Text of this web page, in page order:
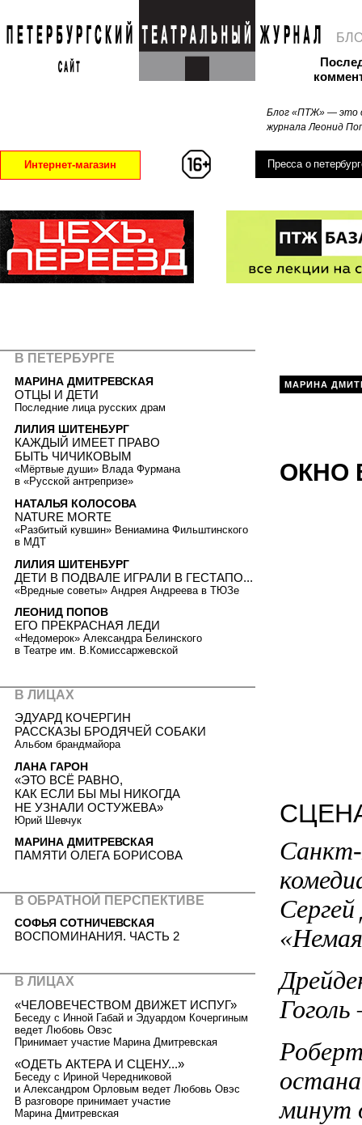
Блог «ПТЖ» — это
журнала Леонид
Интернет-магазин Пресса о
МАРИНА
ОКНО
минут
В ПЕТЕРБУРГЕ
МАРИНА ДМИТРЕВСКАЯ
ОТЦЫ И ДЕТИ
Последние лица русских драм
ЛИЛИЯ ШИТЕНБУРГ
КАЖДЫЙ ИМЕЕТ ПРАВО
БЫТЬ ЧИЧИКОВЫМ
«Мёртвые души» Влада Фурмана
в «Русской антрепризе»
НАТАЛЬЯ КОЛОСОВА
NATURE MORTE
«Разбитый кувшин» Вениамина Фильштинского
в МДТ
ЛИЛИЯ ШИТЕНБУРГ
ДЕТИ В ПОДВАЛЕ ИГРАЛИ В ГЕСТАПО...
«Вредные советы» Андрея Андреева в ТЮЗе
ЛЕОНИД ПОПОВ
ЕГО ПРЕКРАСНАЯ ЛЕДИ
«Недомерок» Александра Белинского
в Театре им. В.Комиссаржевской
В ЛИЦАХ
ЭДУАРД КОЧЕРГИН
РАССКАЗЫ БРОДЯЧЕЙ СОБАКИ
Альбом брандмайора
ЛАНА ГАРОН
«ЭТО ВСЁ РАВНО,
КАК ЕСЛИ БЫ МЫ НИКОГДА
НЕ УЗНАЛИ ОСТУЖЕВА»
Юрий Шевчук
МАРИНА ДМИТРЕВСКАЯ
ПАМЯТИ ОЛЕГА БОРИСОВА
В ОБРАТНОЙ ПЕРСПЕКТИВЕ
СОФЬЯ СОТНИЧЕВСКАЯ
ВОСПОМИНАНИЯ. ЧАСТЬ 2
В ЛИЦАХ
«ЧЕЛОВЕЧЕСТВОМ ДВИЖЕТ ИСПУГ»
Беседу с Инной Габай и Эдуардом Кочергиным
ведет Любовь Овэс
Принимает участие Марина Дмитревская
«ОДЕТЬ АКТЕРА И СЦЕНУ...»
Беседу с Ириной Чередниковой
и Александром Орловым ведет Любовь Овэс
В разговоре принимает участие
Марина Дмитревская